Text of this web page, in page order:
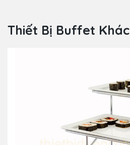
Thiết Bị Buffet Khác